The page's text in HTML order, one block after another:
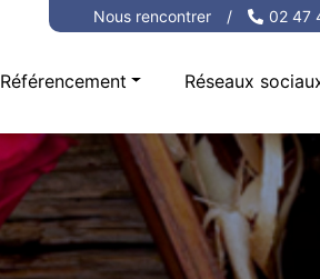
Nous rencontrer / 02 47
Référencement Réseaux